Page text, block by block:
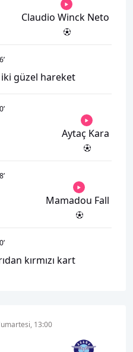
Claudio Winck Neto
’
güzel hareket
’
Aytaç Kara
’
Mamadou Fall
’
kırmızı kart
13:00